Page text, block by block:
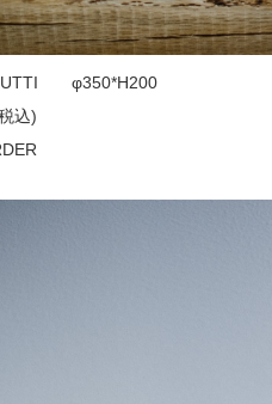
φ350*H200
込)